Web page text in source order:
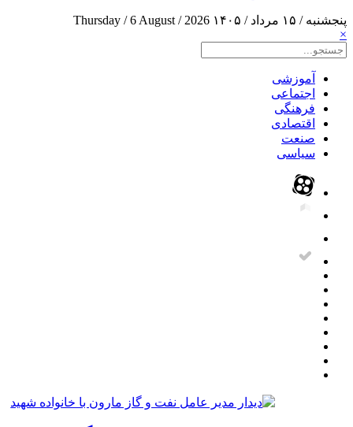
پنجشنبه / ۱۵ مرداد / ۱۴۰۵
Thursday / 6 August / 2026
×
آموزشی
اجتماعی
فرهنگی
اقتصادی
صنعت
سیاسی